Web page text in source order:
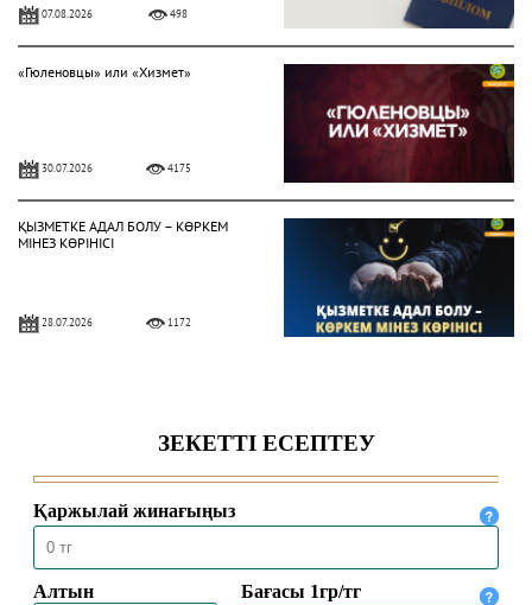
07.08.2026 498
«Гюленовцы» или «Хизмет»
30.07.2026 4175
ҚЫЗМЕТКЕ АДАЛ БОЛУ – КӨРКЕМ
МІНЕЗ КӨРІНІСІ
28.07.2026 1172
24.07.2026 1453
ҚОЛЖАЗБАЛАРДА ҰЛТТЫҢ
ҚҰНДЫЛЫҒЫ ҚАТТАЛҒАН